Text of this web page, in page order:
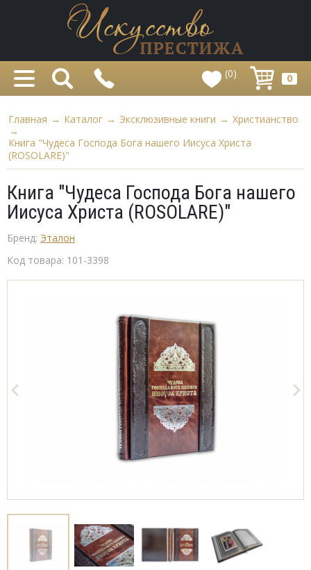
(0) 0
Главная → Каталог → Эксклюзивные книги → Христианство
→
Книга "Чудеса Господа Бога нашего Иисуса Христа
(ROSOLARE)"
Книга "Чудеса Господа Бога нашего
Иисуса Христа (ROSOLARE)"
Бренд: Эталон
Код товара: 101-3398